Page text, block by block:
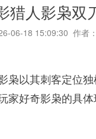
猎人影枭双
06-18 15:09:30 作者
枭以其刺客定位
家好奇影枭的具